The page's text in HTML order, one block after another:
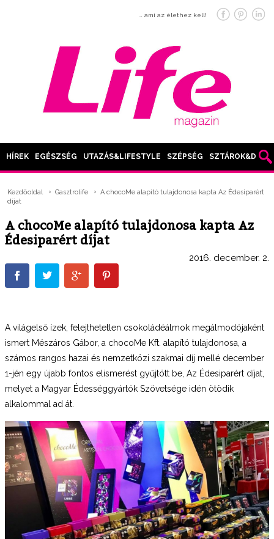
… ami az élethez kell!
HÍREK EGÉSZSÉG UTAZÁS&LIFESTYLE SZÉPSÉG SZTÁROK&DIVAT
Kezdőoldal Gasztrolife
A chocoMe alapító tulajdonosa kapta Az Édesiparért
díjat
A chocoMe alapító tulajdonosa kapta Az
Édesiparért díjat
2016. december. 2.
A világelső ízek, felejthetetlen csokoládéálmok megálmodójaként
ismert Mészáros Gábor, a chocoMe Kft. alapító tulajdonosa, a
számos rangos hazai és nemzetközi szakmai díj mellé december
1-jén egy újabb fontos elismerést gyűjtött be, Az Édesiparért díjat,
melyet a Magyar Édességgyártók Szövetsége idén ötödik
alkalommal ad át.